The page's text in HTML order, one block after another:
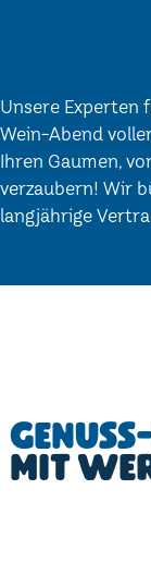
Unsere Experten
Wein-Abend
Ihren Gaumen,
verzaubern! Wir
langjährige
mit